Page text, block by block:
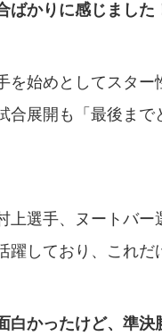
ばかりに感じました
を始めとしてスタ
合展開も「最後ま
上選手、ヌートバ
躍しており、これだ
白かったけど、準決